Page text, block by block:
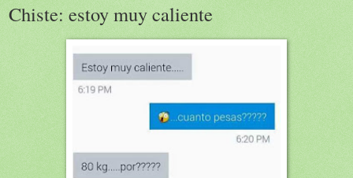
Chiste: estoy muy caliente